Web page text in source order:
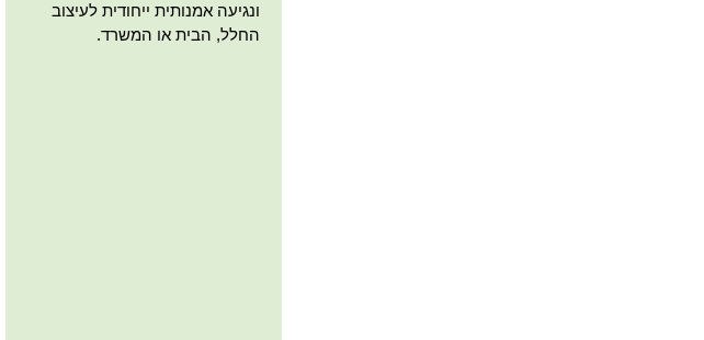
ונגיעה אמנותית ייחודית לעיצוב
החלל, הבית או המשרד.